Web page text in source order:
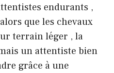
endurants ,
que les chevaux
terrain léger , la
un attentiste bien
grâce à une